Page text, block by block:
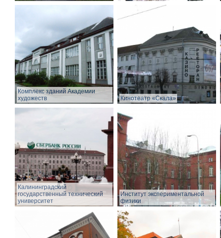
Комплекс зданий Академии
художеств
Кинотеатр «Скала»
Калининградский
государственный технический
университет
Институт экспериментальной
физики